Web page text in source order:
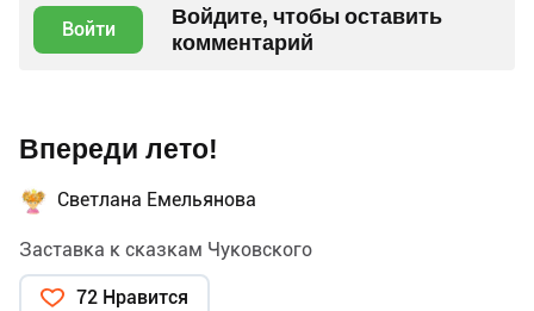
Войти
Войдите, чтобы оставить
комментарий
Впереди лето!
Светлана Емельянова
Заставка к сказкам Чуковского
72 Нравится